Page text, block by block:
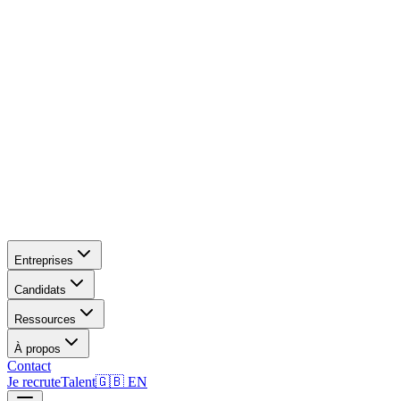
Entreprises
Candidats
Ressources
À propos
Contact
Je recruteTalent🇬🇧 EN